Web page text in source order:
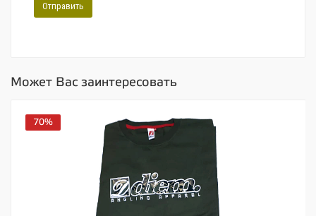
Отправить
Может Вас заинтересовать
70%